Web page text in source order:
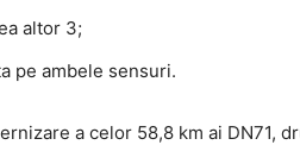
altor 3;
pe ambele sensuri.
a celor 58,8 km ai DN71,